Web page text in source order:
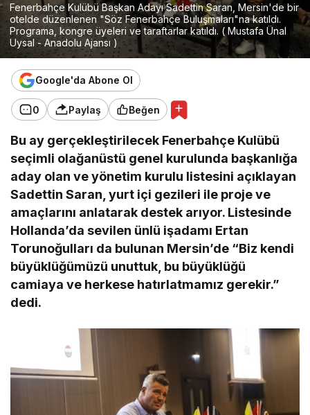
Fenerbahçe Kulübü Başkan Adayı Sadettin Saran, Mersin'de bir
otelde düzenlenen "Söz Fenerbahçe Buluşmaları"na katıldı.
Programa, kongre üyeleri ve taraftarlar katıldı. ( Mustafa Ünal
Uysal - Anadolu Ajansı )
Google'da Abone Ol
0 Paylaş Beğen
Bu ay gerçekleştirilecek Fenerbahçe Kulübü
seçimli olağanüstü genel kurulunda başkanlığa
aday olan ve yönetim kurulu listesini açıklayan
Sadettin Saran, yurt içi gezileri ile proje ve
amaçlarını anlatarak destek arıyor. Listesinde
Hollanda’da sevilen ünlü işadamı Ertan
Torunoğulları da bulunan Mersin’de “Biz kendi
büyüklüğümüzü unuttuk, bu büyüklüğü
camiaya ve herkese hatırlatmamız gerekir.”
dedi.